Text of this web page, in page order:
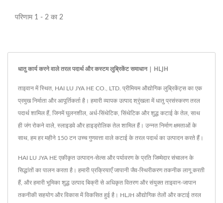
परिणाम 1 - 2 का 2
धातु कार्य करने वाले तरल पदार्थ और कस्टम लुब्रिकेंट समाधान | HLJH
ताइवान में स्थित, HAI LU JYA HE CO., LTD. प्रीमियम औद्योगिक लुब्रिकेंट्स का एक
प्रमुख निर्माता और आपूर्तिकर्ता है। हमारी व्यापक उत्पाद श्रृंखला में धातु प्रसंस्करण तरल
पदार्थ शामिल हैं, जिनमें घुलनशील, अर्ध-सिंथेटिक, सिंथेटिक और शुद्ध कटाई के तेल, साथ
ही जंग रोकने वाले, स्लाइडवे और हाइड्रोलिक तेल शामिल हैं। उन्नत निर्माण क्षमताओं के
साथ, हम हर महीने 150 टन उच्च गुणवत्ता वाले कटाई के तरल पदार्थ का उत्पादन करते हैं।
HAI LU JYA HE एकीकृत उत्पादन-सेल्स और पर्यावरण के प्रति जिम्मेदार संचालन के
सिद्धांतों का पालन करता है। हमारी प्रक्रियाएँ जापानी जैव-स्थिरीकरण तकनीक लागू करती
हैं, और हमारी भूमिका शुद्ध उत्पाद बिक्री से अधिकृत वितरण और संयुक्त ताइवान-जापान
तकनीकी सहयोग और विकास में विकसित हुई है। HLJH औद्योगिक तेलों और कटाई तरल